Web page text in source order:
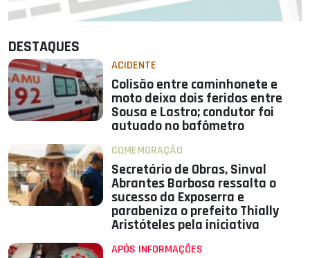
DESTAQUES
ACIDENTE
Colisão entre caminhonete e
moto deixa dois feridos entre
Sousa e Lastro; condutor foi
autuado no bafômetro
COMEMORAÇÃO
Secretário de Obras, Sinval
Abrantes Barbosa ressalta o
sucesso da Exposerra e
parabeniza o prefeito Thially
Aristóteles pela iniciativa
APÓS INFORMAÇÕES